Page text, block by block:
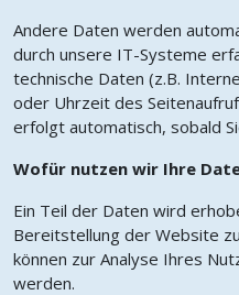
Andere Daten werden
durch unsere IT-Systeme
technische Daten (z.B.
oder Uhrzeit des
erfolgt automatisch, sobald
Wofür nutzen wir Ihre
Ein Teil der Daten wird
Bereitstellung der Website
können zur Analyse Ihres
werden.